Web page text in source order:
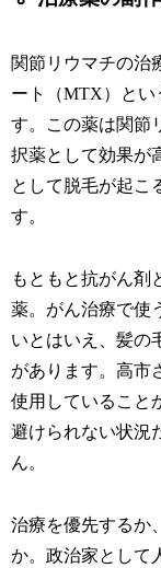
関節リウマチの治
ート（MTX）とい
す。この薬は関節
択薬として効果が
として脱毛が起こ
す。
もともと抗がん剤
薬。がん治療で使
いとはいえ、髪の
があります。高市
使用していること
避けられない状況
ん。
治療を優先するか
か。政治家として